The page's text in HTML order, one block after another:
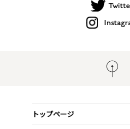
トップページ